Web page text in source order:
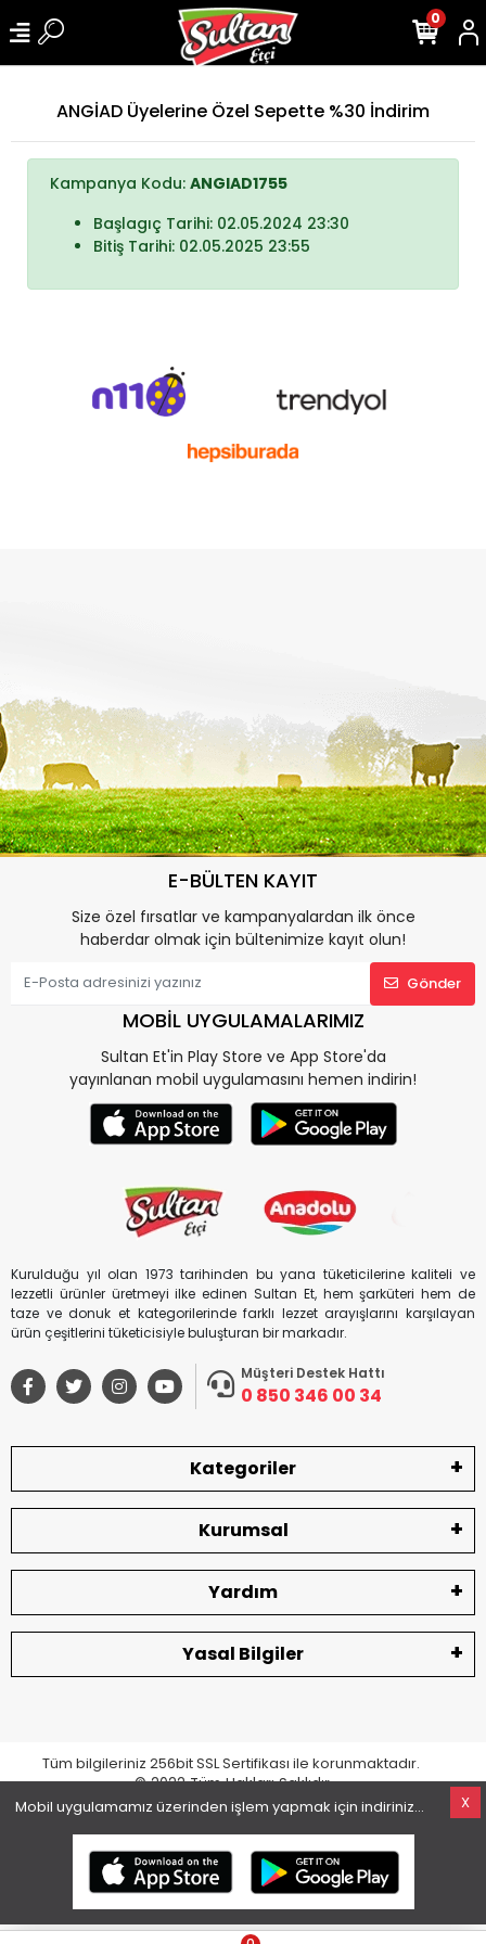
0
ANGİAD Üyelerine Özel Sepette %30 İndirim
Kampanya Kodu: ANGIAD1755
Başlagıç Tarihi: 02.05.2024 23:30
Bitiş Tarihi: 02.05.2025 23:55
E-BÜLTEN KAYIT
Size özel fırsatlar ve kampanyalardan ilk önce
haberdar olmak için bültenimize kayıt olun!
Gönder
MOBİL UYGULAMALARIMIZ
Sultan Et'in Play Store ve App Store'da
yayınlanan mobil uygulamasını hemen indirin!
Kurulduğu yıl olan 1973 tarihinden bu yana tüketicilerine kaliteli ve
lezzetli ürünler üretmeyi ilke edinen Sultan Et, hem şarküteri hem de
taze ve donuk et kategorilerinde farklı lezzet arayışlarını karşılayan
ürün çeşitlerini tüketicisiyle buluşturan bir markadır.
Müşteri Destek Hattı
0 850 346 00 34
Kategoriler
Kurumsal
Yardım
Yasal Bilgiler
Tüm bilgileriniz 256bit SSL Sertifikası ile korunmaktadır.
© 2022Tüm Hakları Saklıdır
X
Mobil uygulamamız üzerinden işlem yapmak için indiriniz...
superKET E-ticaret ve Pazaryeri Entegrasyon Çözümleri